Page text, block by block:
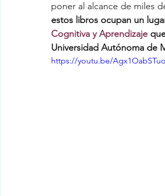
María Rodriguez Moneo
poner al alcance de miles
estos libros ocupan un
Cognitiva y Aprendizaje
Universidad Autónoma de
https://youtu.be/Agx1OabSTuo